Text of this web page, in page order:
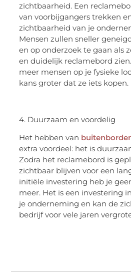
zichtbaarheid. Een
van voorbijgangers trekken
zichtbaarheid van je
Mensen zullen sneller
en op onderzoek te gaan als
en duidelijk reclamebord
meer mensen op je fysieke
kans groter dat ze iets kopen.
4. Duurzaam en voordelig
Het hebben van
extra voordeel: het is
Zodra het reclamebord is
zichtbaar blijven voor een
initiële investering heb je
meer. Het is een investering
je onderneming en kan de
bedrijf voor vele jaren